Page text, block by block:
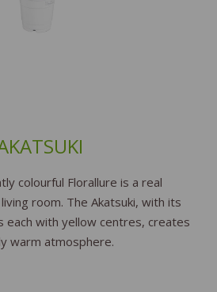
colourful Florallure is a real
room. The Akatsuki, with its
each with yellow centres, creates
warm atmosphere.